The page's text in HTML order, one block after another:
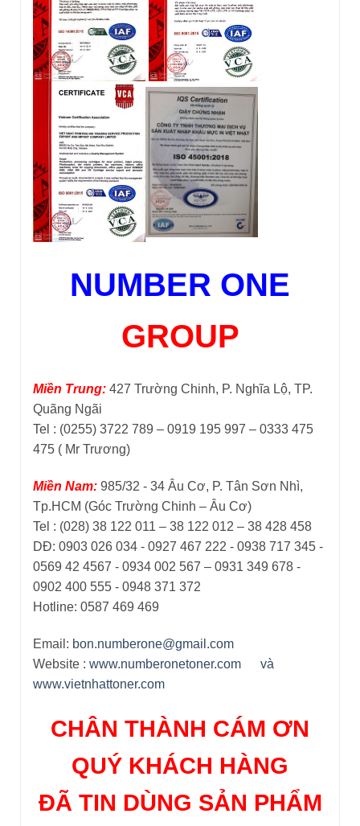
NUMBER ONE
GROUP
Miền Trung: 427 Trường Chinh, P. Nghĩa Lộ, TP.
Quãng Ngãi
Tel : (0255) 3722 789 – 0919 195 997 – 0333 475
475 ( Mr Trương)
Miền Nam: 985/32 - 34 Âu Cơ, P. Tân Sơn Nhì,
Tp.HCM (Góc Trường Chinh – Âu Cơ)
Tel : (028) 38 122 011 – 38 122 012 – 38 428 458
DĐ: 0903 026 034 - 0927 467 222 - 0938 717 345 -
0569 42 4567 - 0934 002 567 – 0931 349 678 -
0902 400 555 - 0948 371 372
Hotline: 0587 469 469
Email: bon.numberone@gmail.com
Website : www.numberonetoner.com và
www.vietnhattoner.com
CHÂN THÀNH CÁM ƠN
QUÝ KHÁCH HÀNG
ĐÃ TIN DÙNG SẢN PHẨM